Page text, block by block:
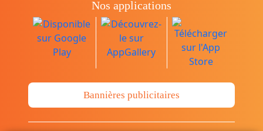
Nos applications
Bannières publicitaires